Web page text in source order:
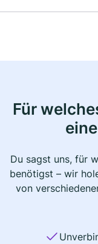
Für
Du sagst uns, für
benötigst – wir
von